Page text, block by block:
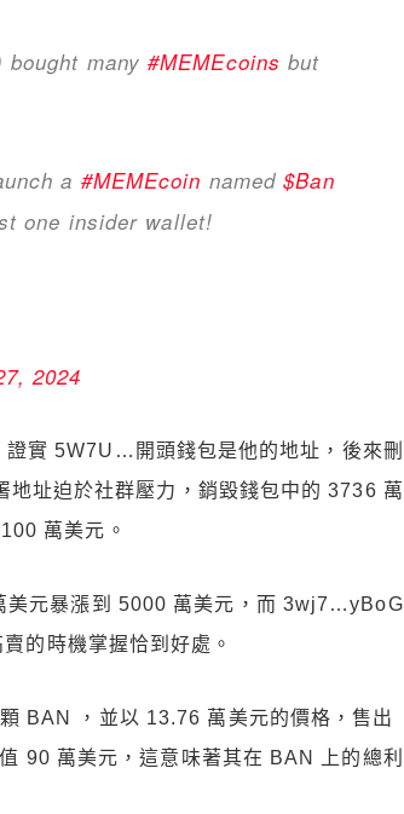
bought many#MEMEcoins but
a #MEMEcoin named$Ban
one insider wallet!
2024
實 5W7U…開頭錢包是他的地址，後來刪
址迫於社群壓力，銷毀錢包中的 3736 萬
萬美元。
美元暴漲到 5000 萬美元，而 3wj7…yBoG
的時機掌握恰到好處。
BAN ，並以 13.76 萬美元的價格，售出
90 萬美元，這意味著其在 BAN 上的總利